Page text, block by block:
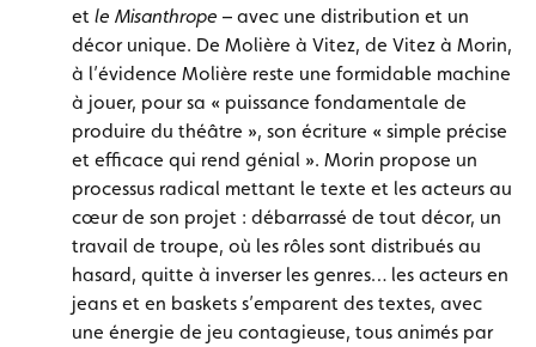
et le Misanthrope – avec une distribution et un
décor unique. De Molière à Vitez, de Vitez à Morin,
à l’évidence Molière reste une formidable machine
à jouer, pour sa « puissance fondamentale de
produire du théâtre », son écriture « simple précise
et efficace qui rend génial ». Morin propose un
processus radical mettant le texte et les acteurs au
cœur de son projet : débarrassé de tout décor, un
travail de troupe, où les rôles sont distribués au
hasard, quitte à inverser les genres… les acteurs en
jeans et en baskets s’emparent des textes, avec
une énergie de jeu contagieuse, tous animés par